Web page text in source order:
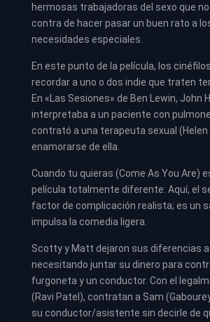
hermosas trabajadoras del sexo que
contra de hacer pasar un buen rato a
necesidades especiales.
En este punto de la película, los
recordar a uno o dos indie que traten
En «Las Sesiones» de Ben Lewin, John
interpretaba a un paciente con
contrató a una terapeuta sexual (Helen
enamorarse de ella.
Cuando tu quieras (Come As You Are)
película totalmente diferente: Aquí, el
factor de complicación realista; es un
impulsa la comedia ligera.
Scotty y Matt dejaron sus diferencias a
necesitando juntar su dinero para
furgoneta y un conductor. Con el
(Ravi Patel), contratan a Sam
su conductor/asistente sin decirle de